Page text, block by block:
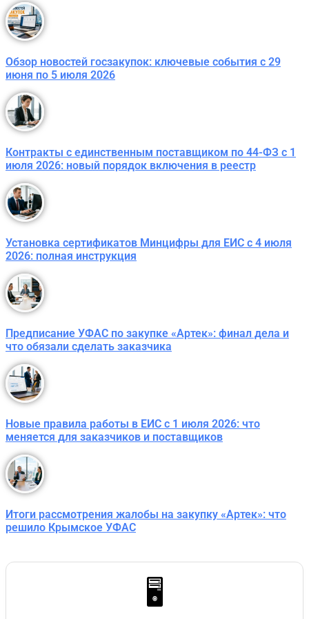
Обзор новостей госзакупок: ключевые события с 29
июня по 5 июля 2026
Контракты с единственным поставщиком по 44-ФЗ с 1
июля 2026: новый порядок включения в реестр
Установка сертификатов Минцифры для ЕИС с 4 июля
2026: полная инструкция
Предписание УФАС по закупке «Артек»: финал дела и
что обязали сделать заказчика
Новые правила работы в ЕИС с 1 июля 2026: что
меняется для заказчиков и поставщиков
Итоги рассмотрения жалобы на закупку «Артек»: что
решило Крымское УФАС
🖥️